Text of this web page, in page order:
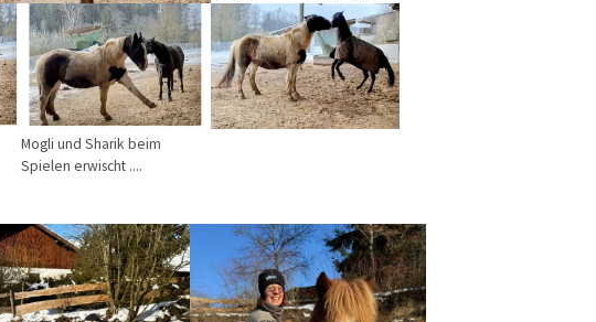
Mogli und Sharik beim
Spielen erwischt ....
version Show larger version